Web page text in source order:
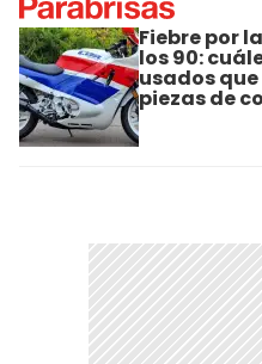
Fiebre por
los 90:
usados
piezas de